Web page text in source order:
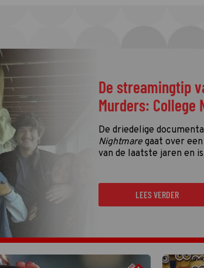
De streamingtip
Murders: College
De driedelige
Nightmare gaat over
van de laatste jaren en
LEES VERDER